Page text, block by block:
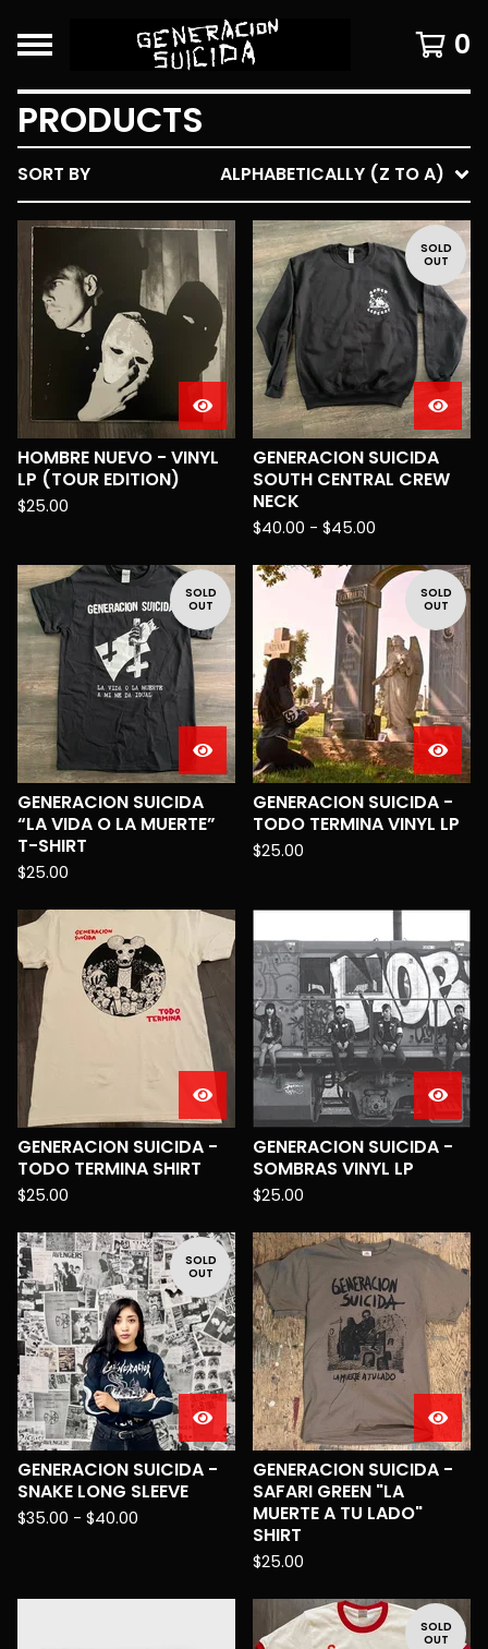
0
PRODUCTS
SORT BY ALPHABETICALLY (Z TO A)
HOMBRE NUEVO - VINYL
LP (TOUR EDITION)
$25.00
SOLD
OUT
GENERACION SUICIDA
SOUTH CENTRAL CREW
NECK
$40.00 - $45.00
SOLD
OUT
GENERACION SUICIDA
“LA VIDA O LA MUERTE”
T-SHIRT
$25.00
SOLD
OUT
GENERACION SUICIDA -
TODO TERMINA VINYL LP
$25.00
GENERACION SUICIDA -
TODO TERMINA SHIRT
$25.00
GENERACION SUICIDA -
SOMBRAS VINYL LP
$25.00
SOLD
OUT
GENERACION SUICIDA -
SNAKE LONG SLEEVE
$35.00 - $40.00
GENERACION SUICIDA -
SAFARI GREEN "LA
MUERTE A TU LADO"
SHIRT
$25.00
SOLD
OUT